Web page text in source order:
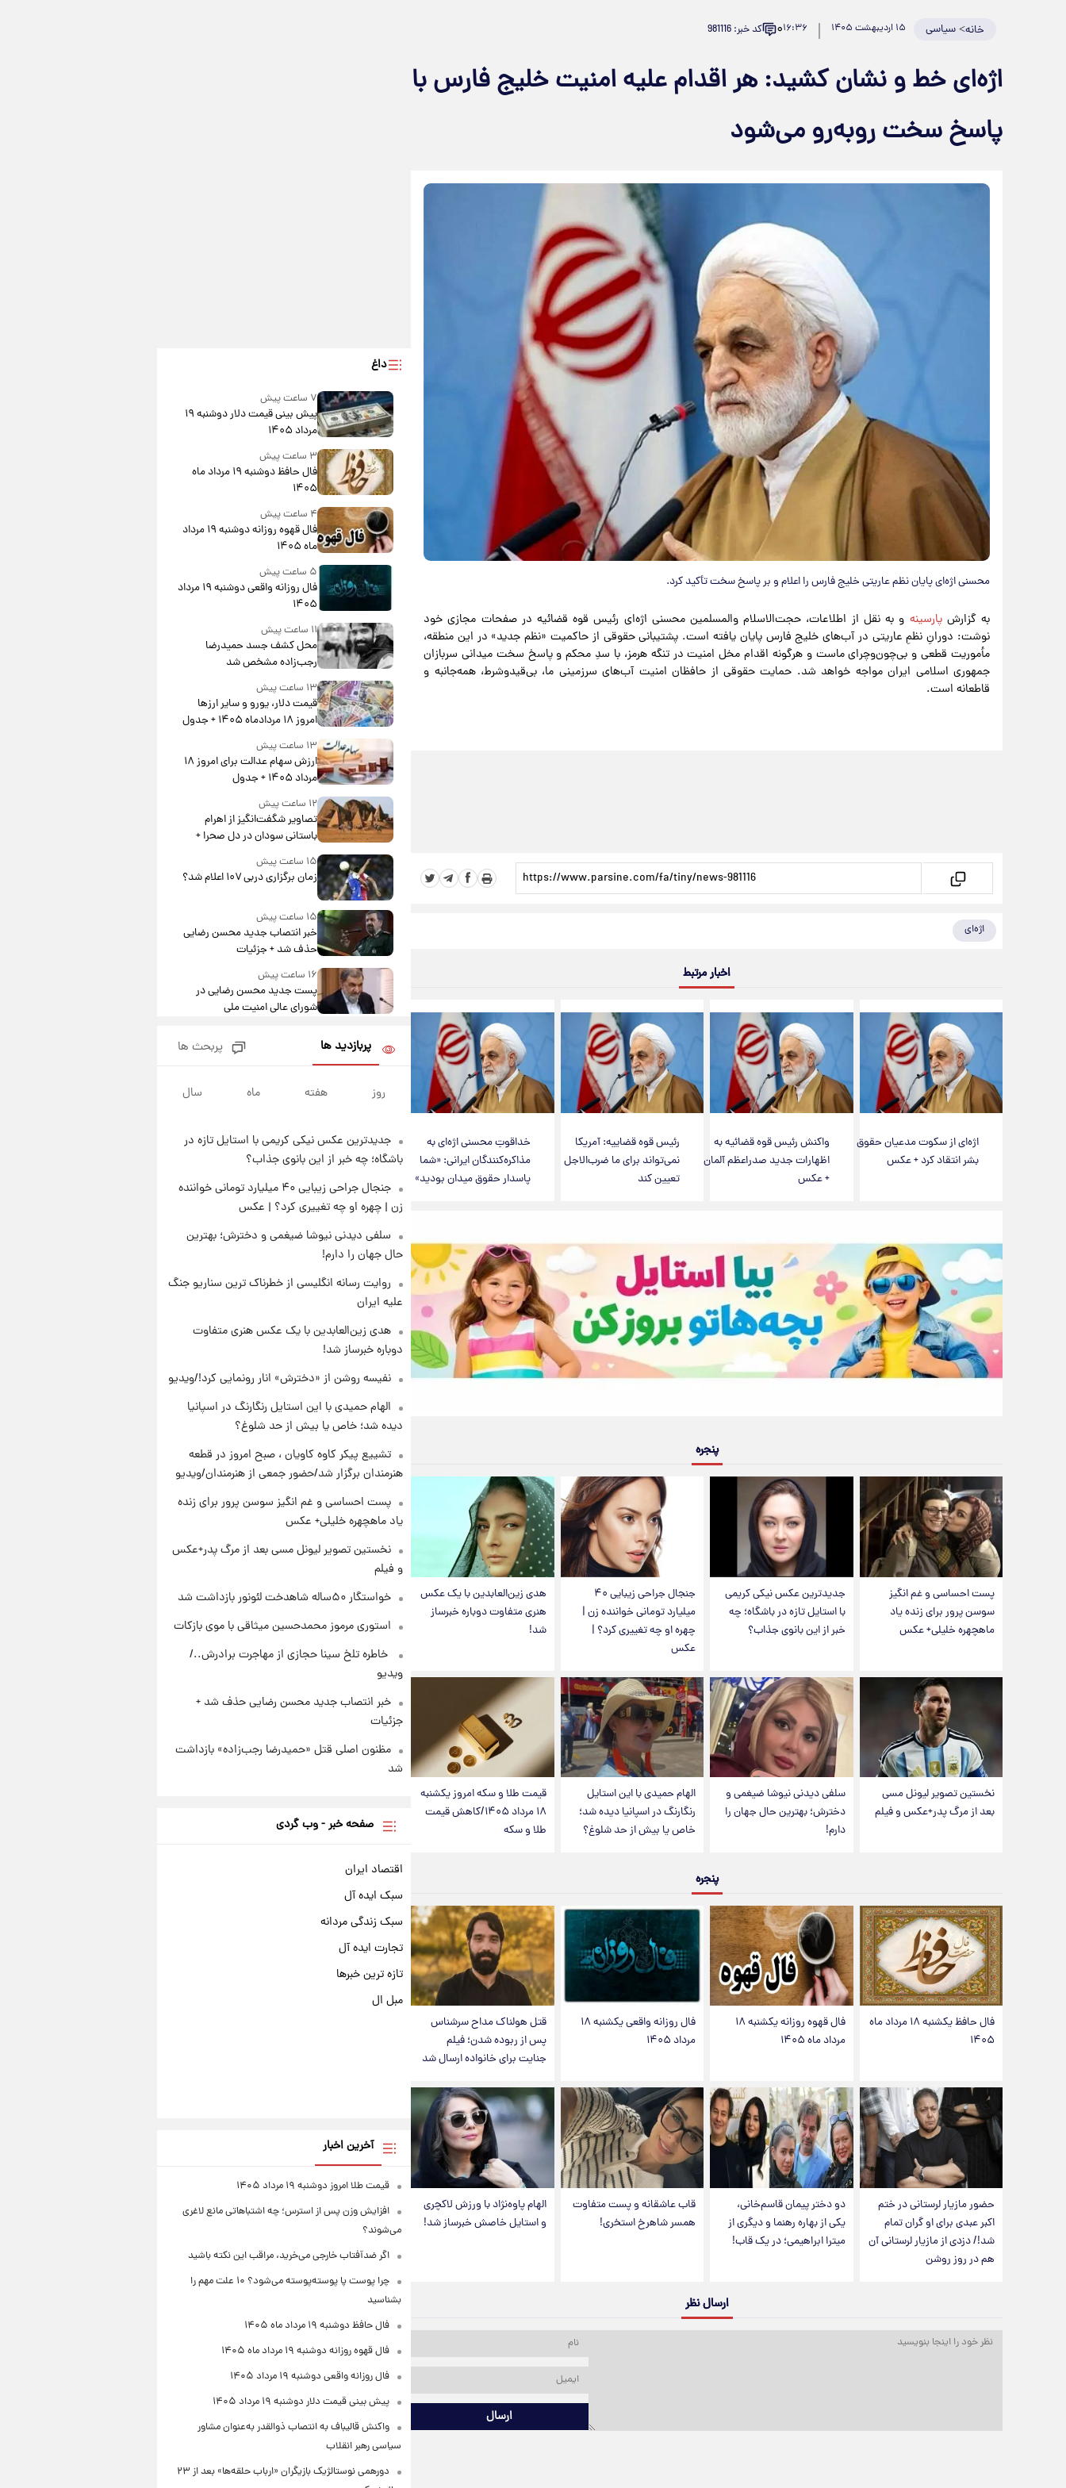
خانه>سیاسی ۱۵ اردیبهشت ۱۴۰۵ ۱۶:۳۶۰ کد خبر: 981116
اژه‌ای خط و نشان کشید: هر اقدام علیه امنیت خلیج فارس با
پاسخ سخت روبه‌رو می‌شود
محسنی اژه‌ای پایان نظم عاریتی خلیج فارس را اعلام و بر پاسخ سخت تأکید کرد.
به گزارشپارسینه و به نقل از اطلاعات، حجت‌الاسلام والمسلمین محسنی اژه‌ای رئیس قوه قضائیه در صفحات مجازی خود
نوشت: دورانِ نظمِ عاریتی در آب‌های خلیج فارس پایان یافته است. پشتیبانی حقوقی از حاکمیت «نظم جدید» در این منطقه،
مأموریت قطعی و بی‌چون‌وچرای ماست و هرگونه اقدام مخل امنیت در تنگه هرمز، با سدِ محکم و پاسخ سخت میدانی سربازان
جمهوری اسلامی ایران مواجه خواهد شد. حمایت حقوقی از حافظان امنیت آب‌های سرزمینی ما، بی‌قیدوشرط، همه‌جانبه و
قاطعانه است.
اژه‌ای
اخبار مرتبط
اژه‌ای از سکوت مدعیان حقوق
بشر انتقاد کرد + عکس
واکنش رئیس قوه قضائیه به
اظهارات جدید صدراعظم آلمان
+ عکس
رئیس قوه قضاییه: آمریکا
نمی‌تواند برای ما ضرب‌الاجل
تعیین کند
خداقوت‌ِ محسنی اژه‌ای به
مذاکره‌کنندگان ایرانی: «شما
پاسدار حقوق میدان بودید»
پنجره
پست احساسی و غم انگیز
سوسن پرور برای زنده یاد
ماهچهره خلیلی+ عکس
جدیدترین عکس نیکی کریمی
با استایل تازه در باشگاه؛ چه
خبر از این بانوی جذاب؟
جنجال جراحی زیبایی ۴۰
میلیارد تومانی خواننده زن |
چهره او چه تغییری کرد؟ |
عکس
هدی زین‌العابدین با یک عکس
هنری متفاوت دوباره خبرساز
شد!
نخستین تصویر لیونل مسی
بعد از مرگ پدر+عکس و فیلم
سلفی دیدنی نیوشا ضیغمی و
دخترش؛ بهترین حال جهان را
دارم!
الهام حمیدی با این استایل
رنگارنگ در اسپانیا دیده شد؛
خاص یا بیش از حد شلوغ؟
قیمت طلا و سکه امروز یکشنبه
۱۸ مرداد ۱۴۰۵/کاهش قیمت
طلا و سکه
پنجره
فال حافظ یکشنبه ۱۸ مرداد ماه
۱۴۰۵
فال قهوه روزانه یکشنبه ۱۸
مرداد ماه ۱۴۰۵
فال روزانه واقعی یکشنبه ۱۸
مرداد ۱۴۰۵
قتل هولناک مداح سرشناس
پس از ربوده شدن؛ فیلم
جنایت برای خانواده ارسال شد
حضور مازیار لرستانی در ختم
اکبر عبدی برای او گران تمام
شد!/ دزدی از مازیار لرستانی آن
هم در روز روشن
دو دختر پیمان قاسم‌خانی،
یکی از بهاره رهنما و دیگری از
میترا ابراهیمی؛ در یک قاب!
قاب عاشقانه و پست متفاوت
همسر شاهرخ استخری!
الهام پاوه‌نژاد با ورزش لاکچری
و استایل خاصش خبرساز شد!
ارسال نظر
ارسال
داغ
۷ ساعت پیش
پیش‌ بینی قیمت دلار دوشنبه ۱۹
مرداد ۱۴۰۵
۳ ساعت پیش
فال حافظ دوشنبه ۱۹ مرداد ماه
۱۴۰۵
۴ ساعت پیش
فال قهوه روزانه دوشنبه ۱۹ مرداد
ماه ۱۴۰۵
۵ ساعت پیش
فال روزانه واقعی دوشنبه ۱۹ مرداد
۱۴۰۵
۱۱ ساعت پیش
محل کشف جسد حمیدرضا
رجب‌زاده مشخص شد
۱۳ ساعت پیش
قیمت دلار، یورو و سایر ارزها
امروز ۱۸ مردادماه ۱۴۰۵ + جدول
۱۳ ساعت پیش
ارزش سهام عدالت برای امروز ۱۸
مرداد ۱۴۰۵ + جدول
۱۲ ساعت پیش
تصاویر شگفت‌انگیز از اهرام
باستانی سودان در دل صحرا +
عکس
۱۵ ساعت پیش
زمان برگزاری دربی ۱۰۷ اعلام شد؟
۱۵ ساعت پیش
خبر انتصاب جدید محسن رضایی
حذف شد + جزئیات
۱۶ ساعت پیش
پست جدید محسن رضایی در
شورای عالی امنیت ملی
آتش‌سوزی در لوناپارک شیراز؛
آخرین وضعیت خزندگان خطرناک
۲۱ ساعت پیش
۲۱ ساعت پیش
نخستین تصویر لیونل مسی بعد از
مرگ پدر+عکس و فیلم
۲۲ ساعت پیش
میثاقی با موی بازکات
پربازدید ها پربحث ها
روز هفته ماه سال
جدیدترین عکس نیکی کریمی با استایل تازه در
باشگاه؛ چه خبر از این بانوی جذاب؟
جنجال جراحی زیبایی ۴۰ میلیارد تومانی خواننده
زن | چهره او چه تغییری کرد؟ | عکس
سلفی دیدنی نیوشا ضیغمی و دخترش؛ بهترین
حال جهان را دارم!
روایت رسانه انگلیسی از خطرناک ترین سناریو جنگ
علیه ایران
هدی زین‌العابدین با یک عکس هنری متفاوت
دوباره خبرساز شد!
نفیسه روشن از «دخترش» انار رونمایی کرد!/ویدیو
الهام حمیدی با این استایل رنگارنگ در اسپانیا
دیده شد؛ خاص یا بیش از حد شلوغ؟
تشییع پیکر کاوه کاویان ، صبح امروز در قطعه
هنرمندان برگزار شد/حضور جمعی از هنرمندان/ویدیو
پست احساسی و غم انگیز سوسن پرور برای زنده
یاد ماهچهره خلیلی+ عکس
نخستین تصویر لیونل مسی بعد از مرگ پدر+عکس
و فیلم
خواستگار ۵۰ساله شاهدخت لئونور بازداشت شد
استوری مرموز محمدحسین میثاقی با موی بازکات
⁨ خاطره تلخ سینا حجازی از مهاجرت برادرش../
ویدیو
خبر انتصاب جدید محسن رضایی حذف شد +
جزئیات
مظنون اصلی قتل «حمیدرضا رجب‌زاده» بازداشت
شد
صفحه خبر - وب گردی
اقتصاد ایران
سبک ایده آل
سبک زندگی مردانه
تجارت ایده آل
تازه ترین خبرها
مبل ال
آخرین اخبار
قیمت طلا امروز دوشنبه ۱۹ مرداد ۱۴۰۵
افزایش وزن پس از استرس؛ چه اشتباهاتی مانع لاغری
می‌شوند؟
اگر ضدآفتاب خارجی می‌خرید، مراقب این نکته باشید
چرا پوست پا پوسته‌پوسته می‌شود؟ ۱۰ علت مهم را
بشناسید
فال حافظ دوشنبه ۱۹ مرداد ماه ۱۴۰۵
فال قهوه روزانه دوشنبه ۱۹ مرداد ماه ۱۴۰۵
فال روزانه واقعی دوشنبه ۱۹ مرداد ۱۴۰۵
پیش‌ بینی قیمت دلار دوشنبه ۱۹ مرداد ۱۴۰۵
واکنش قالیباف به انتصاب ذوالقدر به‌عنوان مشاور
سیاسی رهبر انقلاب
دورهمی نوستالژیک بازیگران «ارباب حلقه‌ها» بعد از ۲۳